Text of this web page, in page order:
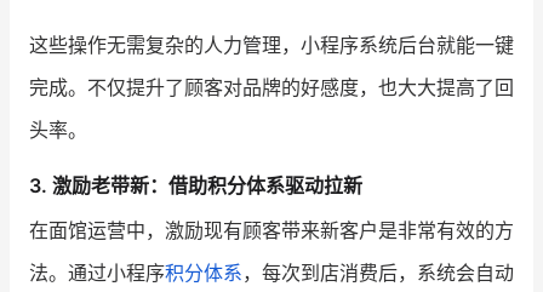
这些操作无需复杂的人力管理，小程序系统后台就能一键
完成。不仅提升了顾客对品牌的好感度，也大大提高了回
头率。
3. 激励老带新：借助积分体系驱动拉新
在面馆运营中，激励现有顾客带来新客户是非常有效的方
法。通过小程序积分体系，每次到店消费后，系统会自动